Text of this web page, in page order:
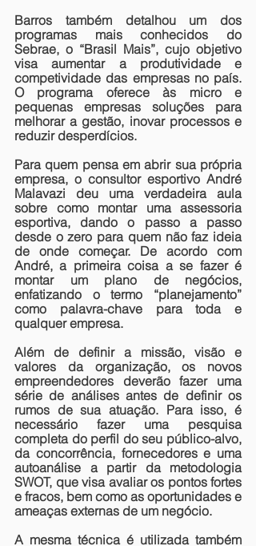
Barros também detalhou um dos
programas mais conhecidos do
Sebrae, o “Brasil Mais”, cujo objetivo
visa aumentar a produtividade e
competividade das empresas no país.
O programa oferece às micro e
pequenas empresas soluções para
melhorar a gestão, inovar processos e
reduzir desperdícios.
Para quem pensa em abrir sua própria
empresa, o consultor esportivo André
Malavazi deu uma verdadeira aula
sobre como montar uma assessoria
esportiva, dando o passo a passo
desde o zero para quem não faz ideia
de onde começar. De acordo com
André, a primeira coisa a se fazer é
montar um plano de negócios,
enfatizando o termo “planejamento”
como palavra-chave para toda e
qualquer empresa.
Além de definir a missão, visão e
valores da organização, os novos
empreendedores deverão fazer uma
série de análises antes de definir os
rumos de sua atuação. Para isso, é
necessário fazer uma pesquisa
completa do perfil do seu público-alvo,
da concorrência, fornecedores e uma
autoanálise a partir da metodologia
SWOT, que visa avaliar os pontos fortes
e fracos, bem como as oportunidades e
ameaças externas de um negócio.
A mesma técnica é utilizada também